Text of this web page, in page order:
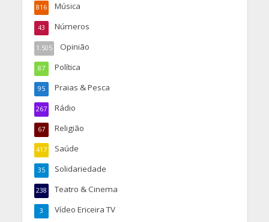
Música
816
Números
43
Opinião
1.505
Política
87
Praias & Pesca
95
Rádio
267
Religião
67
Saúde
417
Solidariedade
35
Teatro & Cinema
238
Vídeo Ericeira TV
3